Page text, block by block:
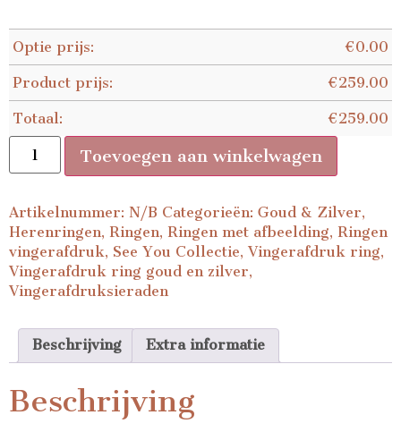
Optie prijs: €0.00
Product prijs: €259.00
Totaal: €259.00
Toevoegen aan winkelwagen
Artikelnummer: N/B Categorieën: Goud & Zilver,
Herenringen, Ringen, Ringen met afbeelding, Ringen
vingerafdruk, See You Collectie, Vingerafdruk ring,
Vingerafdruk ring goud en zilver,
Vingerafdruksieraden
Beschrijving Extra informatie
Beschrijving